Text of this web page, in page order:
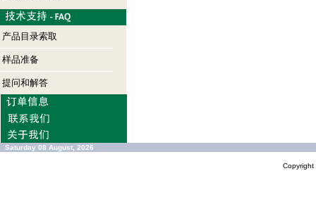
产品目录索取
样品准备
提问和解答
Saturday 08 August, 2026